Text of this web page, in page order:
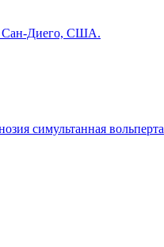
Сан-Диего, США.
симультанная вольперта